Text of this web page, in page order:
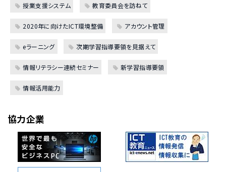
授業支援システム 教育委員会を訪ねて
2020年に向けたICT環境整備 アカウント管理
eラーニング 次期学習指導要領を見据えて
情報リテラシー連続セミナー 新学習指導要領
情報活用能力
協力企業